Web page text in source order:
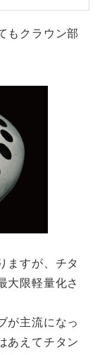
もクラウン部
ますが、チタ
大限軽量化さ
が主流になっ
あえてチタン